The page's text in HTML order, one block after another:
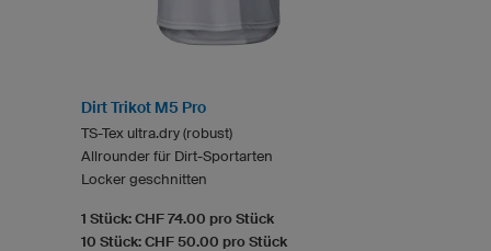
Dirt Trikot M5 Pro
TS-Tex ultra.dry (robust)
Allrounder für Dirt-Sportarten
Locker geschnitten
1 Stück: CHF 74.00 pro Stück
10 Stück: CHF 50.00 pro Stück